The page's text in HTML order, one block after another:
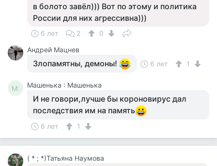
в болото завёл))) Вот по этому и политика
России для них агрессивна)))
6 лет 2
0
Андрей Мацнев
Злопамятны, демоны! 6 лет 1
М: Машенька : Машенька
И не говори,лучше бы короновирус дал
последствия им на память
6 лет 1
( * ; *)Татьяна Наумова